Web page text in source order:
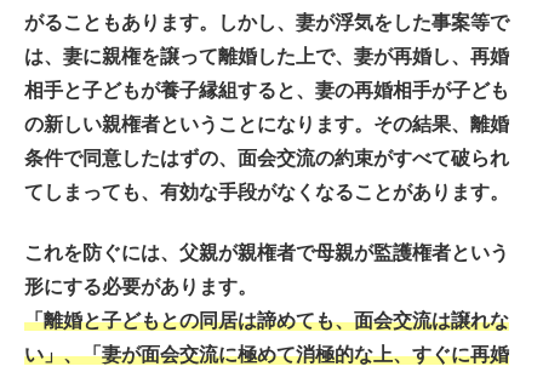
がることもあります。しかし、妻が浮気をした事案等で
は、妻に親権を譲って離婚した上で、妻が再婚し、再婚
相手と子どもが養子縁組すると、妻の再婚相手が子ども
の新しい親権者ということになります。その結果、離婚
条件で同意したはずの、面会交流の約束がすべて破られ
てしまっても、有効な手段がなくなることがあります。
これを防ぐには、父親が親権者で母親が監護権者という
形にする必要があります。
「離婚と子どもとの同居は諦めても、面会交流は譲れな
い」、「妻が面会交流に極めて消極的な上、すぐに再婚